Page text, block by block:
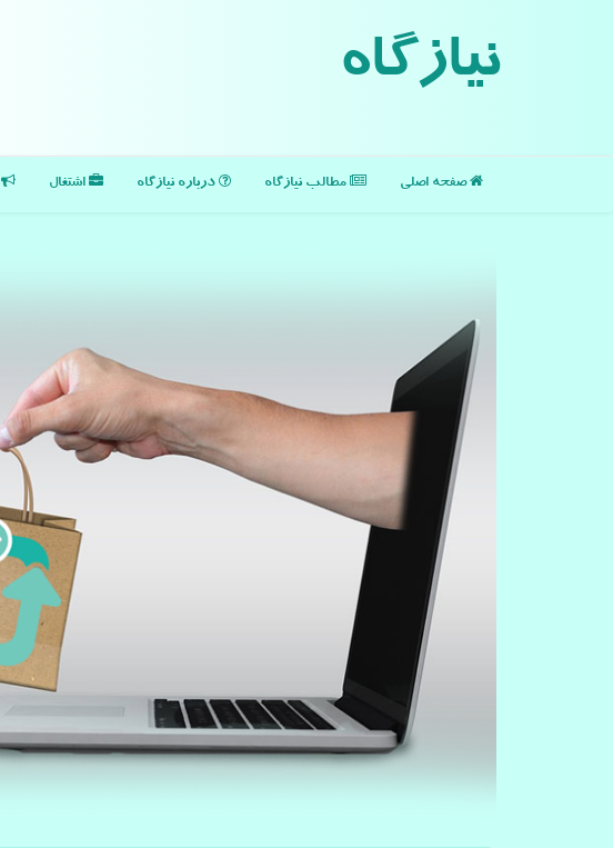
نیازگاه
صفحه اصلی مطالب نیازگاه درباره نیازگاه اشتغال